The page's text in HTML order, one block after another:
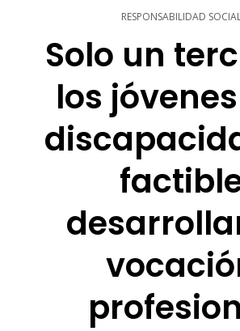
RESPONSABILIDAD
Solo un
los